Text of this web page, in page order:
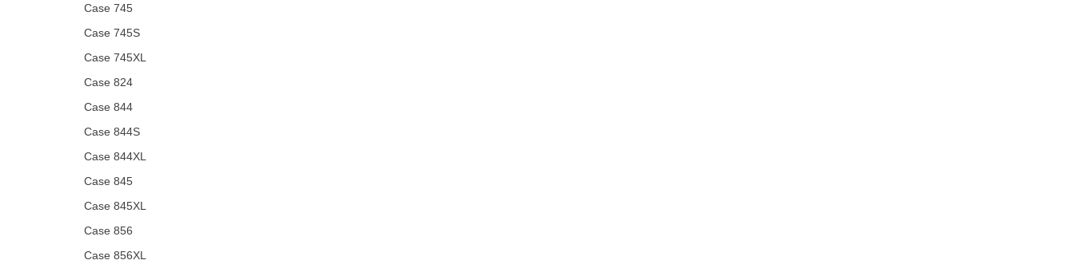
Case 745
Case 745S
Case 745XL
Case 824
Case 844
Case 844S
Case 844XL
Case 845
Case 845XL
Case 856
Case 856XL